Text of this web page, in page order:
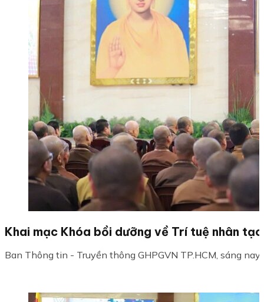
Khai mạc Khóa bồi dưỡng về Trí tuệ nhân
Ban Thông tin - Truyền thông GHPGVN TP.HCM, sáng